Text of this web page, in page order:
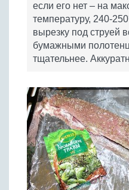
если его нет – на
температуру, 240-
вырезку под струей
бумажными
тщательнее.